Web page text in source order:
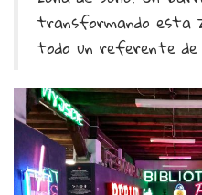
transformando esta
todo un referente de